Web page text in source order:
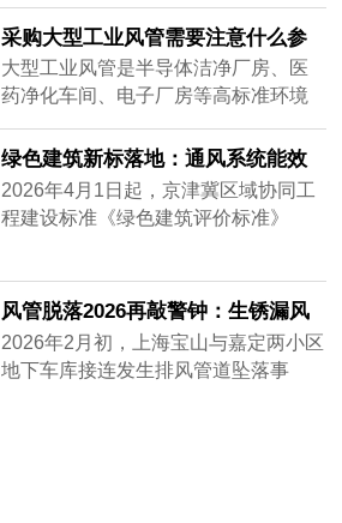
量好的白铁......
不一样，同样的尺寸安装的时候，明
显重了不少，而且不会扁，侧弯幅度
很小，说明风管厚实，强度大抗压能
力强，使用寿命肯定很长。
采购大型工业风管需要注意什么参
数？——2026年主流通风设备供应
商对比分析
大型工业风管是半导体洁净厂房、医
药净化车间、电子厂房等高标准环境
的核心基础设施。采购时不仅需要关
注材质、厚度、密封性等硬性参数，
还要评估供应商的加工精度、交付周
期及全流程服务能力。很多用户在搜
护成本。本文将从加工精度、材质适
配、交付保障三个维度，对比市场主
流供应商——宏达风管、安达通风以
绿色建筑新标落地：通风系统能效
纳入强制指标，风管行业迎低碳转
型
2026年4月1日起，京津冀区域协同工
程建设标准《绿色建筑评价标准》
节，通风系统能效指标从推荐性要求
升级为强制评价内容，新建建筑通风
系统能效上限值较2020版标准收紧约
18%。
风管脱落2026再敲警钟：生锈漏风
别等砸下来再换
2026年2月初，上海宝山与嘉定两小区
地下车库接连发生排风管道坠落事